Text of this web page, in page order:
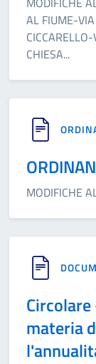
AL FIUME-
CHIESA...
MODIFICHE
materia